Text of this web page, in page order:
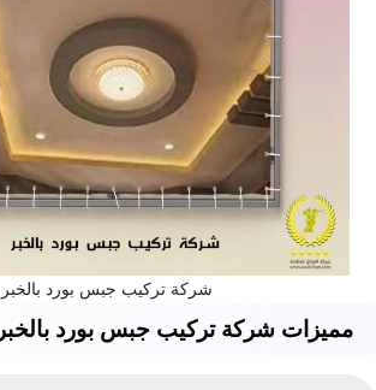
شركة تركيب جبس بورد بالخبر
مميزات شركة تركيب جبس بورد بالخبر